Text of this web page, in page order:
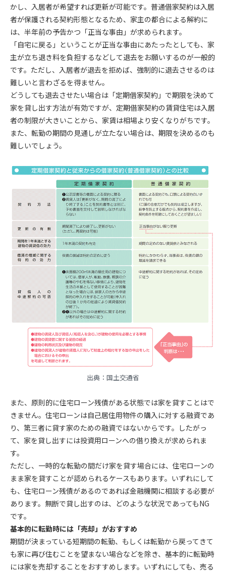
かし、入居者が希望すれば更新が可能です。普通借家契約は入居
者が保護される契約形態となるため、家主の都合による解約に
は、半年前の予告かつ「正当な事由」が求められます。
「自宅に戻る」ということが正当な事由にあたったとしても、家
主が立ち退き料を負担するなどして退去をお願いするのが一般的
です。ただし、入居者が退去を拒めば、強制的に退去させるのは
難しいと言わざるを得ません。
どうしても退去させたい場合は「定期借家契約」で期限を決めて
家を貸し出す方法が有効ですが、定期借家契約の賃貸住宅は入居
者の制限が大きいことから、家賃は相場より安くなりがちです。
また、転勤の期間の見通しが立たない場合は、期限を決めるのも
難しいでしょう。
出典： 国土交通省
また、原則的に住宅ローン残債がある状態では家を貸すことはで
きません。住宅ローンは自己居住用物件の購入に対する融資であ
り、第三者に貸す家のための融資ではないからです。したがっ
て、家を貸し出すには投資用ローンへの借り換えが求められま
す。
ただし、一時的な転勤の間だけ家を貸す場合には、住宅ローンの
まま家を貸すことが認められるケースもあります。いずれにして
も、住宅ローン残債があるのであれば金融機関に相談する必要が
あります。無断で貸し出すのは、どのような状況であってもNG
です。
基本的に転勤時には「売却」がおすすめ
期間が決まっている短期間の転勤、もしくは転勤から戻ってきて
も家に再び住むことを望まない場合などを除き、基本的に転勤時
には家を売却することをおすすめします。いずれにしても、売る